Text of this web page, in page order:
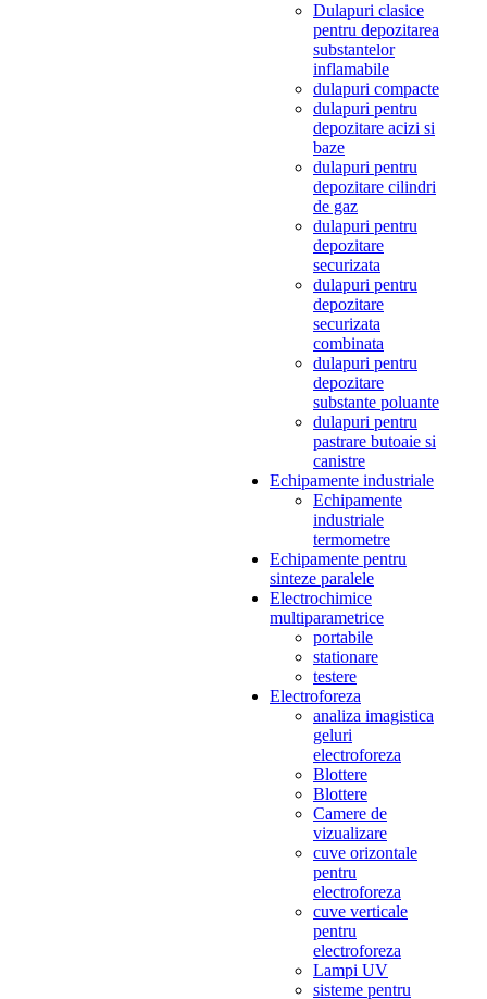
Dulapuri clasice
pentru depozitarea
substantelor
inflamabile
dulapuri compacte
dulapuri pentru
depozitare acizi si
baze
dulapuri pentru
depozitare cilindri
de gaz
dulapuri pentru
depozitare
securizata
dulapuri pentru
depozitare
securizata
combinata
dulapuri pentru
depozitare
substante poluante
dulapuri pentru
pastrare butoaie si
canistre
Echipamente industriale
Echipamente
industriale
termometre
Echipamente pentru
sinteze paralele
Electrochimice
multiparametrice
portabile
stationare
testere
Electroforeza
analiza imagistica
geluri
electroforeza
Blottere
Blottere
Camere de
vizualizare
cuve orizontale
pentru
electroforeza
cuve verticale
pentru
electroforeza
Lampi UV
sisteme pentru